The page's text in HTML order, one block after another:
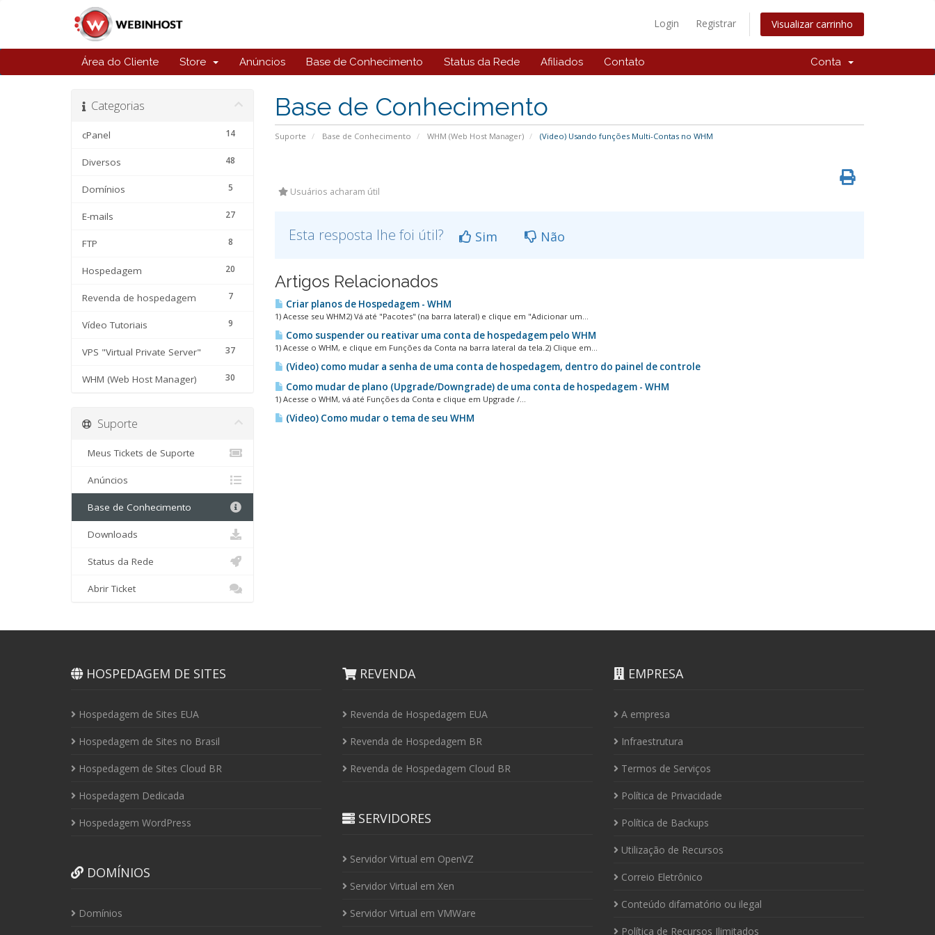
Login Registrar Visualizar carrinho
Área do Cliente Store Anúncios Base de Conhecimento Status da Rede Afiliados Contato Conta
Base de Conhecimento
Suporte Base de Conhecimento WHM (Web Host Manager) (Video) Usando funções Multi-Contas no WHM
Categorias
14
cPanel
48
Diversos
5
Domínios
27
E-mails
8
FTP
20
Hospedagem
7
Revenda de hospedagem
9
Vídeo Tutoriais
37
VPS "Virtual Private Server"
30
WHM (Web Host Manager)
Usuários acharam útil
Esta resposta lhe foi útil? Sim Não
Artigos Relacionados
Criar planos de Hospedagem - WHM
1) Acesse seu WHM2) Vá até "Pacotes" (na barra lateral) e clique em "Adicionar um...
Como suspender ou reativar uma conta de hospedagem pelo WHM
1) Acesse o WHM, e clique em Funções da Conta na barra lateral da tela.2) Clique em...
(Video) como mudar a senha de uma conta de hospedagem, dentro do painel de controle
Como mudar de plano (Upgrade/Downgrade) de uma conta de hospedagem - WHM
1) Acesse o WHM, vá até Funções da Conta e clique em Upgrade /...
(Video) Como mudar o tema de seu WHM
Suporte
Meus Tickets de Suporte
Anúncios
Base de Conhecimento
Downloads
Status da Rede
Abrir Ticket
HOSPEDAGEM DE SITES
Hospedagem de Sites EUA
Hospedagem de Sites no Brasil
Hospedagem de Sites Cloud BR
Hospedagem Dedicada
Hospedagem WordPress
DOMÍNIOS
Domínios
REVENDA
Revenda de Hospedagem EUA
Revenda de Hospedagem BR
Revenda de Hospedagem Cloud BR
SERVIDORES
Servidor Virtual em OpenVZ
Servidor Virtual em Xen
Servidor Virtual em VMWare
EMPRESA
A empresa
Infraestrutura
Termos de Serviços
Política de Privacidade
Política de Backups
Utilização de Recursos
Correio Eletrônico
Conteúdo difamatório ou ilegal
Política de Recursos Ilimitados